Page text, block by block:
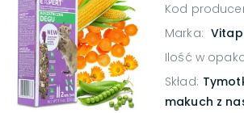
Kod
Marka:
Ilość w
Skład:
makuch z